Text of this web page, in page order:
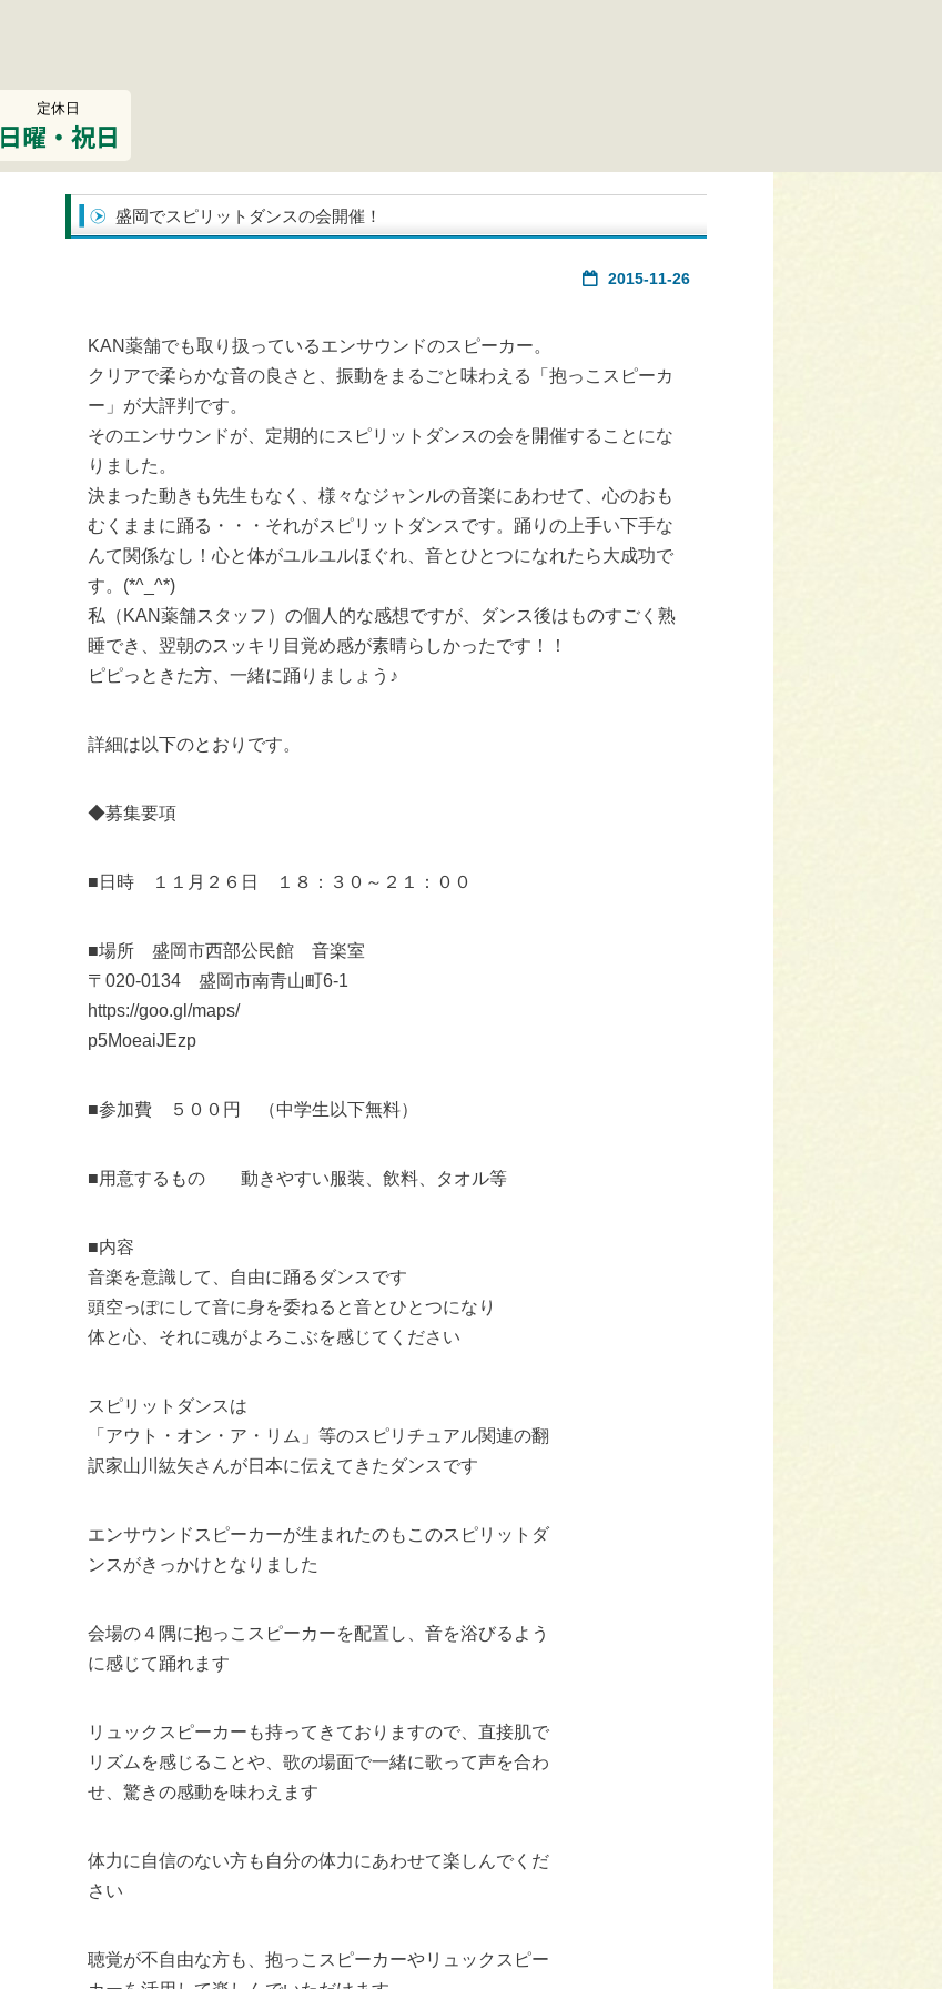
定休日
日曜・祝日
盛岡でスピリットダンスの会開催！
2015-11-26
KAN薬舗でも取り扱っているエンサウンドのスピーカー。
クリアで柔らかな音の良さと、振動をまるごと味わえる「抱っこスピーカ
ー」が大評判です。
そのエンサウンドが、定期的にスピリットダンスの会を開催することにな
りました。
決まった動きも先生もなく、様々なジャンルの音楽にあわせて、心のおも
むくままに踊る・・・それがスピリットダンスです。踊りの上手い下手な
んて関係なし！心と体がユルユルほぐれ、音とひとつになれたら大成功で
す。(*^_^*)
私（KAN薬舗スタッフ）の個人的な感想ですが、ダンス後はものすごく熟
睡でき、翌朝のスッキリ目覚め感が素晴らしかったです！！
ピピっときた方、一緒に踊りましょう♪
詳細は以下のとおりです。
◆募集要項
■日時 １１月２６日 １８：３０～２１：００
■場所 盛岡市西部公民館 音楽室
〒020-0134 盛岡市南青山町6-1
https://goo.gl/maps/
p5MoeaiJEzp
■参加費 ５００円 （中学生以下無料）
■用意するもの 動きやすい服装、飲料、タオル等
■内容
音楽を意識して、自由に踊るダンスです
頭空っぽにして音に身を委ねると音とひとつになり
体と心、それに魂がよろこぶを感じてください
スピリットダンスは
「アウト・オン・ア・リム」等のスピリチュアル関連の翻
訳家山川紘矢さんが日本に伝えてきたダンスです
エンサウンドスピーカーが生まれたのもこのスピリットダ
ンスがきっかけとなりました
会場の４隅に抱っこスピーカーを配置し、音を浴びるよう
に感じて踊れます
リュックスピーカーも持ってきておりますので、直接肌で
リズムを感じることや、歌の場面で一緒に歌って声を合わ
せ、驚きの感動を味わえます
体力に自信のない方も自分の体力にあわせて楽しんでくだ
さい
聴覚が不自由な方も、抱っこスピーカーやリュックスピー